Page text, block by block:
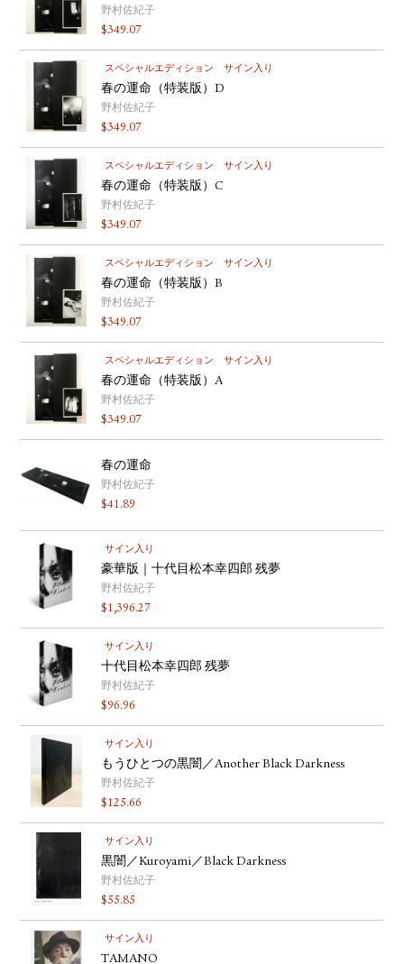
野村佐紀子
$349.07
スペシャルエディション サイン入り
春の運命（特装版）D
野村佐紀子
$349.07
スペシャルエディション サイン入り
春の運命（特装版）C
野村佐紀子
$349.07
スペシャルエディション サイン入り
春の運命（特装版）B
野村佐紀子
$349.07
スペシャルエディション サイン入り
春の運命（特装版）A
野村佐紀子
$349.07
春の運命
野村佐紀子
$41.89
サイン入り
豪華版｜十代目松本幸四郎 残夢
野村佐紀子
$1,396.27
サイン入り
十代目松本幸四郎 残夢
野村佐紀子
$96.96
サイン入り
もうひとつの黒闇／Another Black Darkness
野村佐紀子
$125.66
サイン入り
黒闇／Kuroyami／Black Darkness
野村佐紀子
$55.85
サイン入り
TAMANO